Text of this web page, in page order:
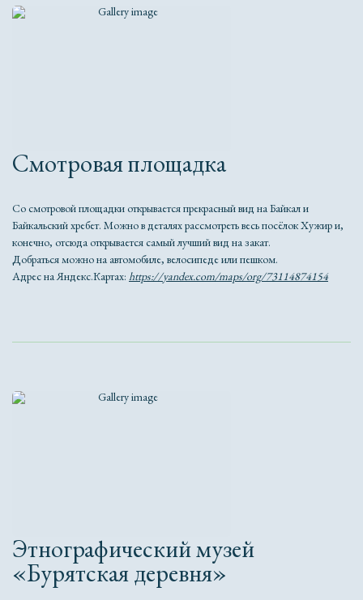
Смотровая площадка
Со смотровой площадки открывается прекрасный вид на Байкал и
Байкальский хребет. Можно в деталях рассмотреть весь посёлок Хужир и,
конечно, отсюда открывается самый лучший вид на закат.
Добраться можно на автомобиле, велосипеде или пешком.
Адрес на Яндекс.Картах: https://yandex.com/maps/org/73114874154
Этнографический музей
«Бурятская деревня»